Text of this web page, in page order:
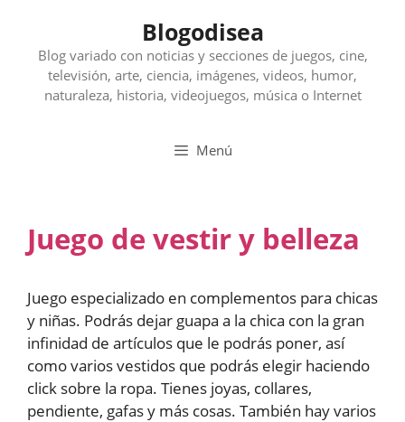
contenido
Blogodisea
Blog variado con noticias y secciones de juegos, cine,
televisión, arte, ciencia, imágenes, videos, humor,
naturaleza, historia, videojuegos, música o Internet
Menú
Juego de vestir y belleza
Juego especializado en complementos para chicas
y niñas. Podrás dejar guapa a la chica con la gran
infinidad de artículos que le podrás poner, así
como varios vestidos que podrás elegir haciendo
click sobre la ropa. Tienes joyas, collares,
pendiente, gafas y más cosas. También hay varios